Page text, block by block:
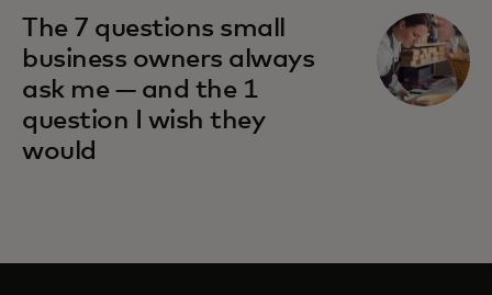
The 7 questions small
business owners always
ask me — and the 1
question I wish they
would